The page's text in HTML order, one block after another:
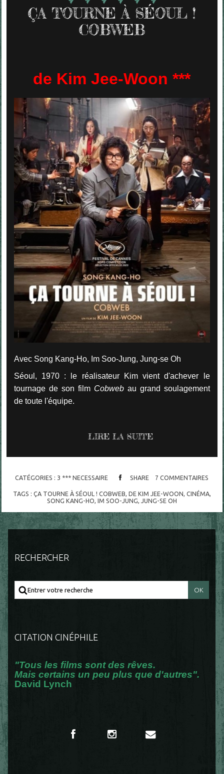
ÇA TOURNE À SÉOUL !
COBWEB
de Kim Jee-Woon ***
Avec Song Kang-Ho, Im Soo-Jung, Jung-se Oh
Séoul, 1970 : le réalisateur Kim vient d'achever le
tournage de son film Cobwebau grand soulagement
de toute l'équipe.
LIRE LA SUITE
CATÉGORIES : 3 *** NECESSAIRE SHARE 7 COMMENTAIRES
TAGS : ÇA TOURNE À SÉOUL ! COBWEB, DE KIM JEE-WOON, CINÉMA,
SONG KANG-HO, IM SOO-JUNG, JUNG-SE OH
RECHERCHER
CITATION CINÉPHILE
"Tous les films sont des rêves.
Mais certains un peu plus que d'autres".
David Lynch